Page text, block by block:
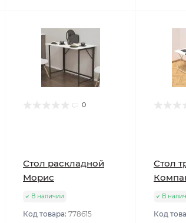
0
Стол раскладной
Морис
В наличии
Код товара: 778615
Стол
В
Код